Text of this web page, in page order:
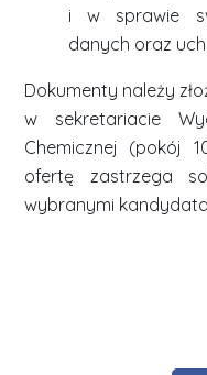
i w sprawie
danych oraz
Dokumenty należy
w sekretariacie
Chemicznej (pokój
ofertę zastrzega
wybranymi